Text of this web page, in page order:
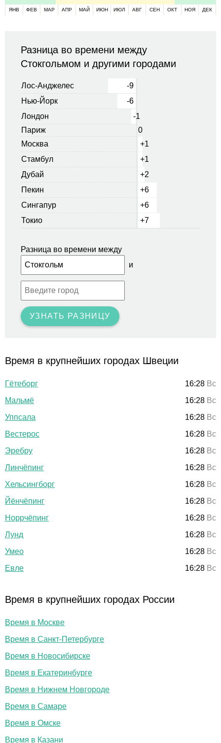
ЯНВ ФЕВ МАР АПР МАЙ ИЮН ИЮЛ АВГ СЕН ОКТ НОЯ ДЕК
Разница во времени между
Стокгольмом и другими городами
Лос-Анджелес
-9
Нью-Йорк
-6
Лондон
-1
Париж
0
Москва
+1
Стамбул
+1
Дубай
+2
Пекин
+6
Сингапур
+6
Токио
+7
Разница во времени между
и
УЗНАТЬ РАЗНИЦУ
Время в крупнейших городах Швеции
Гётеборг 16:28 Вс
Мальмё
16:28 Вс
Уппсала
16:28 Вс
Вестерос
16:28 Вс
Эребру
16:28 Вс
Линчёпинг
16:28 Вс
Хельсингборг
16:28 Вс
Йёнчёпинг
16:28 Вс
Норрчёпинг
16:28 Вс
Лунд
16:28 Вс
Умео
16:28 Вс
Евле
16:28 Вс
Время в крупнейших городах России
Время в Москве
Время в Санкт-Петербурге
Время в Новосибирске
Время в Екатеринбурге
Время в Нижнем Новгороде
Время в Самаре
Время в Омске
Время в Казани